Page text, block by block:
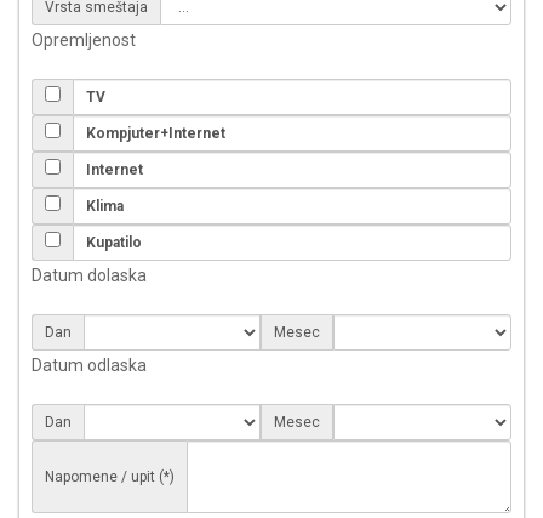
Vrsta smeštaja
Opremljenost
TV
Kompjuter+Internet
Internet
Klima
Kupatilo
Datum dolaska
Dan Mesec
Datum odlaska
Dan Mesec
Napomene / upit (*)